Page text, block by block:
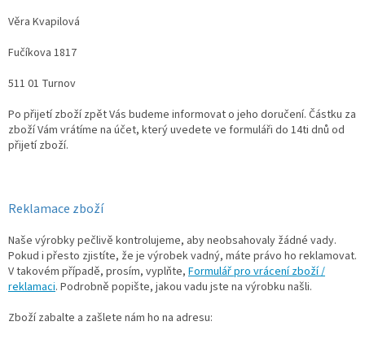
Věra Kvapilová
Fučíkova 1817
511 01 Turnov
Po přijetí zboží zpět Vás budeme informovat o jeho doručení. Částku za
zboží Vám vrátíme na účet, který uvedete ve formuláři do 14ti dnů od
přijetí zboží.
Reklamace zboží
Naše výrobky pečlivě kontrolujeme, aby neobsahovaly žádné vady.
Pokud i přesto zjistíte, že je výrobek vadný, máte právo ho reklamovat.
V takovém případě, prosím, vyplňte, Formulář pro vrácení zboží /
reklamaci. Podrobně popište, jakou vadu jste na výrobku našli.
Zboží zabalte a zašlete nám ho na adresu: